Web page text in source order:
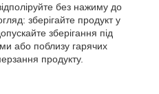
без нажиму до
зберігайте продукт у
зберігання під
або поблизу гарячих
продукту.